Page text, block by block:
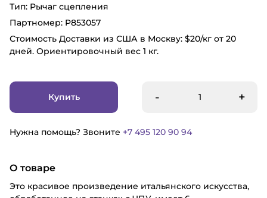
Тип: Рычаг сцепления
Партномер: P853057
Стоимость Доставки из США в Москву: $20/кг от 20
дней. Ориентировочный вес 1 кг.
Купить - +
Нужна помощь? Звоните +7 495 120 90 94
О товаре
Это красивое произведение итальянского искусства,